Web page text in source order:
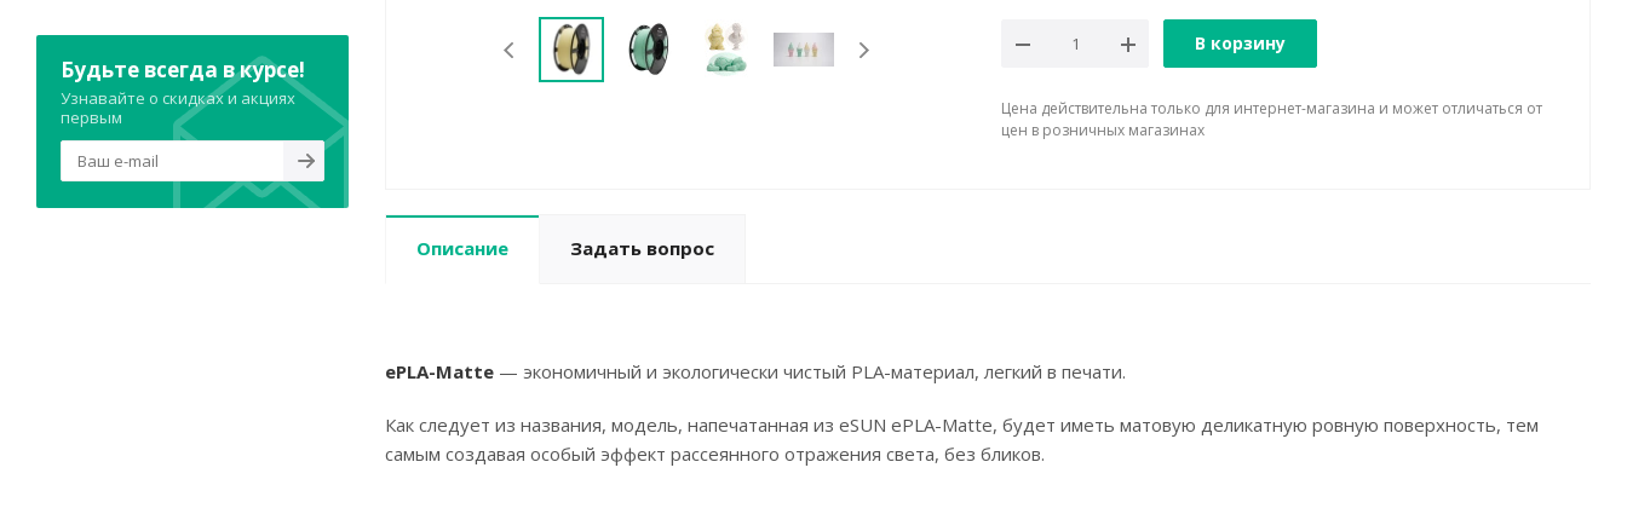
В корзину
Цена действительна только для интернет-магазина и может отличаться от
цен в розничных магазинах
Описание Задать вопрос
ePLA-Matte — экономичный и экологически чистый PLA-материал, легкий в печати.
Как следует из названия, модель, напечатанная из eSUN ePLA-Matte, будет иметь матовую деликатную ровную поверхность, тем
самым создавая особый эффект рассеянного отражения света, без бликов.
Будьте всегда в курсе!
Узнавайте о скидках и акциях
первым